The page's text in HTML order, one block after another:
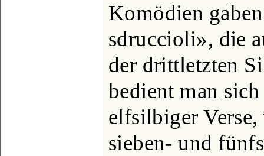
Komödien
sdruccioli», die
der drittletzten
bedient man
elfsilbiger
sieben- und